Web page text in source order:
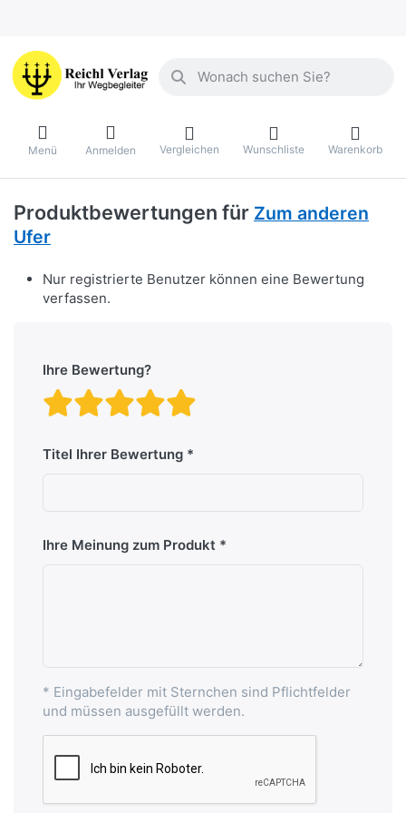
Geben Sie einen Suchbegriff ein.
Menü Anmelden Vergleichen Wunschliste Warenkorb
Produktbewertungen für Zum anderen
Ufer
Nur registrierte Benutzer können eine Bewertung
verfassen.
Ihre Bewertung?
Bewertung: 4 von
Bewertung: 3 von 5
Bewertung: 2 von 5
Bewertung: 1 von 5
Titel Ihrer Bewertung
Ihre Meinung zum Produkt
* Eingabefelder mit Sternchen sind Pflichtfelder
und müssen ausgefüllt werden.